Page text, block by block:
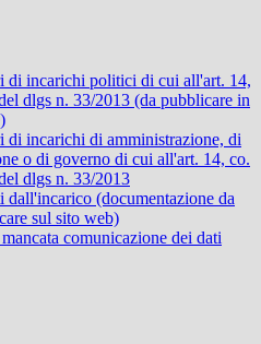
di incarichi politici di cui all'art. 14,
dlgs n. 33/2013 (da pubblicare in
di incarichi di amministrazione, di
o di governo di cui all'art. 14, co.
dlgs n. 33/2013
dall'incarico (documentazione da
sul sito web)
comunicazione dei dati